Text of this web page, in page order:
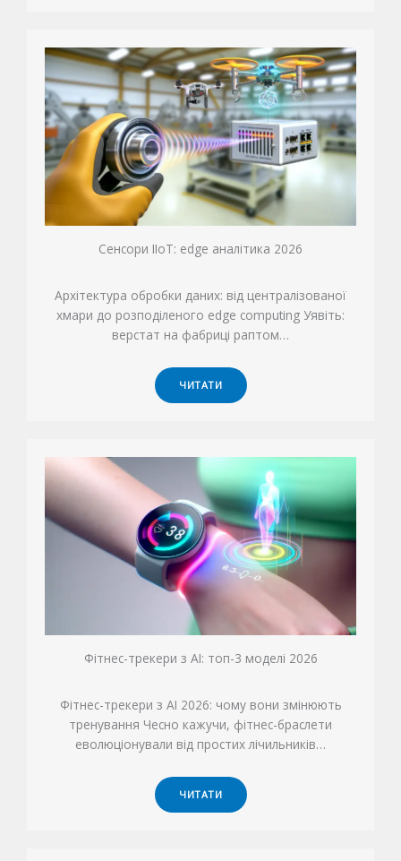
Сенсори IIoT: edge аналітика 2026
Архітектура обробки даних: від централізованої
хмари до розподіленого edge computing Уявіть:
верстат на фабриці раптом…
ЧИТАТИ
Фітнес-трекери з AI: топ-3 моделі 2026
Фітнес-трекери з AI 2026: чому вони змінюють
тренування Чесно кажучи, фітнес-браслети
еволюціонували від простих лічильників…
ЧИТАТИ